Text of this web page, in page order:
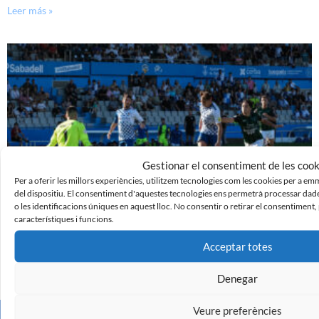
Gestionar el consentiment de les
Per a oferir les millors experiències, utilitzem tecnologies com les cookies per a
del dispositiu. El consentiment d'aquestes tecnologies ens permetrà processar
o les identificacions úniques en aquest lloc. No consentir o retirar el
característiques i funcions.
Acceptar totes
Denegar
Veure preferències
Leer más »
PRÈVIA | SESTAO RIVER – CE SABADELL
2 de març de 2024
Leer más »